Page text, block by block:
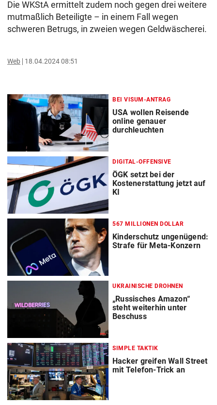
Die WKStA ermittelt zudem noch gegen drei weitere
mutmaßlich Beteiligte – in einem Fall wegen
schweren Betrugs, in zweien wegen Geldwäscherei.
Web 18.04.2024 08:51
BEI VISUM-ANTRAG
USA wollen Reisende
online genauer
durchleuchten
DIGITAL-OFFENSIVE
ÖGK setzt bei der
Kostenerstattung jetzt auf
KI
567 MILLIONEN DOLLAR
Kinderschutz ungenügend:
Strafe für Meta-Konzern
UKRAINISCHE DROHNEN
„Russisches Amazon“
steht weiterhin unter
Beschuss
SIMPLE TAKTIK
Hacker greifen Wall Street
mit Telefon-Trick an